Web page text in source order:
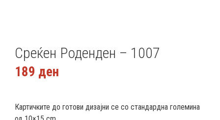
Среќен Роденден – 1007
189 ден
Картичките до готови дизајни се со стандардна големина